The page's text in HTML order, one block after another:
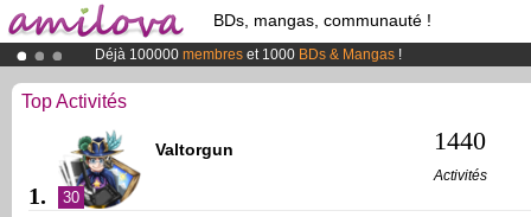
BDs, mangas, communauté !
Déjà 100000 membres et 1000 BDs & Mangas !
Abonnement premium: à partir de
Top Activités
1. 30
Valtorgun 1440
Activités